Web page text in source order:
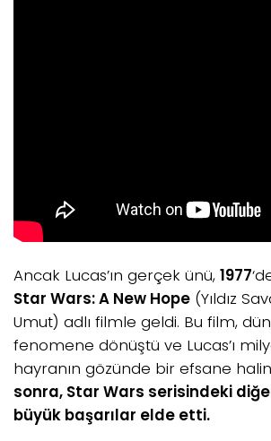
Ancak Lucas’ın gerçek ünü, 1977
Star Wars: A New Hope (Yıldız
Umut) adlı filmle geldi. Bu film,
fenomene dönüştü ve Lucas’ı
hayranın gözünde bir efsane
sonra, Star Wars serisindeki
büyük başarılar elde etti.